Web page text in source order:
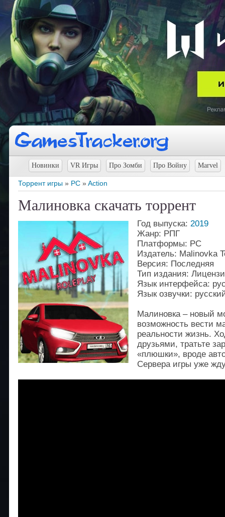
Новинки VR Игры Про Зомби Про Войну Marvel
Торрент игры » PC »Action
Малиновка скачать торрент
Год выпуска: 2019
Жанр: РПГ
Платформы: РС
Издатель: Malinovka
Версия: Последняя
Тип издания:
Язык интерфейса:
Язык озвучки:
Малиновка – новый
возможность вести
реальности жизнь.
друзьями, тратьте
«плюшки», вроде
Сервера игры уже